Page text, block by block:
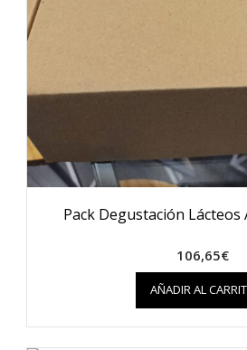
Pack Degustación Lácteos
106,65€
AÑADIR AL